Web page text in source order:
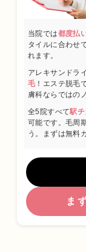
当院では都度払
タイルに合わせ
れます。
アレキサンドラ
毛！エステ脱毛
膚科ならではの
全5院すべて駅
可能です。毛周
う。まずは無料
ま